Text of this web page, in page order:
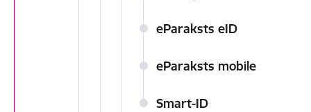
eParaksts eID
eParaksts mobile
Smart-ID